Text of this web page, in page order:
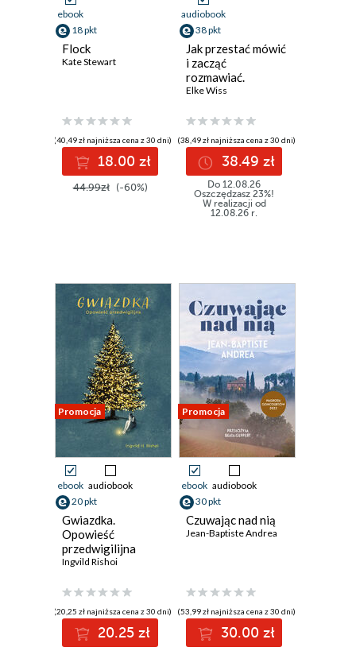
ebook
18 pkt
Flock
Kate Stewart
(40,49 zł najniższa cena z 30 dni)
18.00 zł
44.99zł (-60%)
audiobook
38 pkt
Jak przestać mówić
i zacząć
rozmawiać.
Sokrates w
Elke Wiss
(38,49 zł najniższa cena z 30 dni)
38.49 zł
Do 12.08.26
Oszczędzasz 23%!
W realizacji od
12.08.26 r.
Promocja
ebook audiobook
20 pkt
Gwiazdka.
Opowieść
przedwigilijna
Ingvild Rishoi
(20,25 zł najniższa cena z 30 dni)
20.25 zł
Promocja
ebook audiobook
30 pkt
Czuwając nad nią
Jean-Baptiste Andrea
(53,99 zł najniższa cena z 30 dni)
30.00 zł